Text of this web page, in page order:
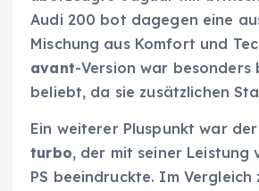
Audi 200 bot dagegen eine
Mischung aus Komfort und
avant-Version war besonders
beliebt, da sie zusätzlichen
Ein weiterer Pluspunkt war der
turbo, der mit seiner Leistung
PS beeindruckte. Im Vergleich